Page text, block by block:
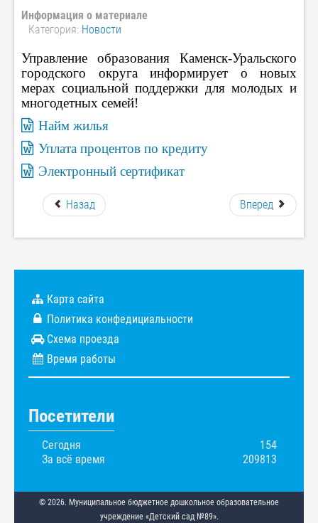
Информация о материале
Категория: Новости
Управление образования Каменск-Уральского
городского округа информирует о новых
мерах социальной поддержки для молодых и
многодетных семей!
Найм жилья
Уплата процентов по кредиту
Электронный сертификат
Назад Вперед
Карта сайта
Политика конфедициальности
Схема проезда
Время работы
Посетители
Сегодня
154
За всё время
209813
© 2026. Муниципальное бюджетное дошкольное образовательное
учреждение «Детский сад №89».